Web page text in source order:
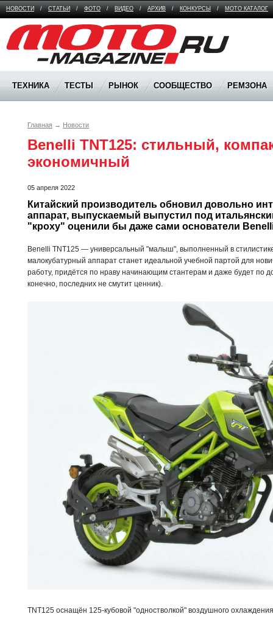
НОВОСТИ / СТАТЬИ / ФОТО / ВИДЕО / АРХИВ / КОНКУРСЫ / МОТО КАТАЛОГ
Moto Magazine
ТЕХНИКА ТЕСТЫ РЫНОК СООБЩЕСТВО РЕМЗОНА
Главная → Новости
Benelli TNT125: стильный,
экономичный
05 апреля 2022
Китайский производитель обновил довольно
аппарат, выпускаемый выпустил под
"кроху" оценили бы даже сами основатели
Benelli TNT125 — универсальный "малыш", выполненный в
малокубатурный аппарат станет идеальной учебной партой для
работу, придётся по нраву начинающим стантерам и даже будет по
конечно, последних не смутит ценник).
TNT125 оснащён 125-кубовой "одностволкой" воздушного